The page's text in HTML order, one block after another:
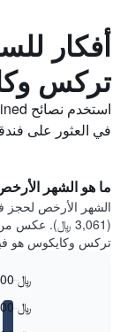
أفكار
تركس
في العثور على
ما هو الشهر
الشهر الأرخص
(3,061 ﷼). عكس
تركس وكايكوس هو فبراير
5,000 ﷼
7,500 ﷼